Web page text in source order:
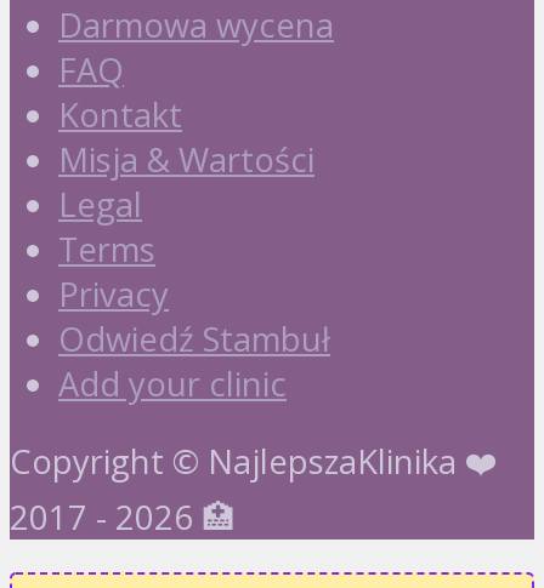
Darmowa wycena
FAQ
Kontakt
Misja & Wartości
Legal
Terms
Privacy
Odwiedź Stambuł
Add your clinic
Copyright © NajlepszaKlinika ❤️
2017 - 2026 🏥